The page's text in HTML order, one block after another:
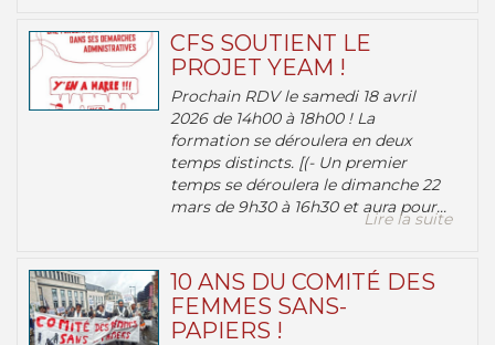
CFS SOUTIENT LE
PROJET YEAM !
Prochain RDV le samedi 18 avril
2026 de 14h00 à 18h00 ! La
formation se déroulera en deux
temps distincts. [(- Un premier
temps se déroulera le dimanche 22
mars de 9h30 à 16h30 et aura pour...
Lire la suite
10 ANS DU COMITÉ DES
FEMMES SANS-
PAPIERS !